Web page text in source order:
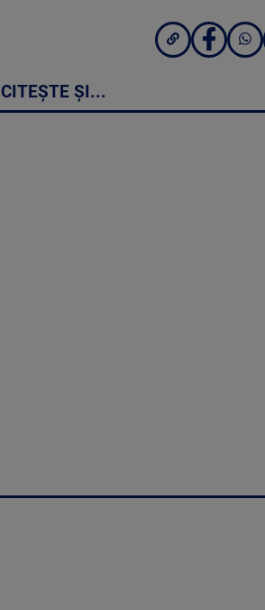
CITEȘTE ȘI...